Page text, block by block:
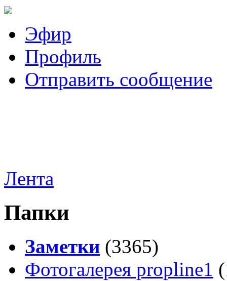
Эфир
Профиль
Отправить сообщение
Лента
Папки
Заметки (3365)
Фотогалерея propline1